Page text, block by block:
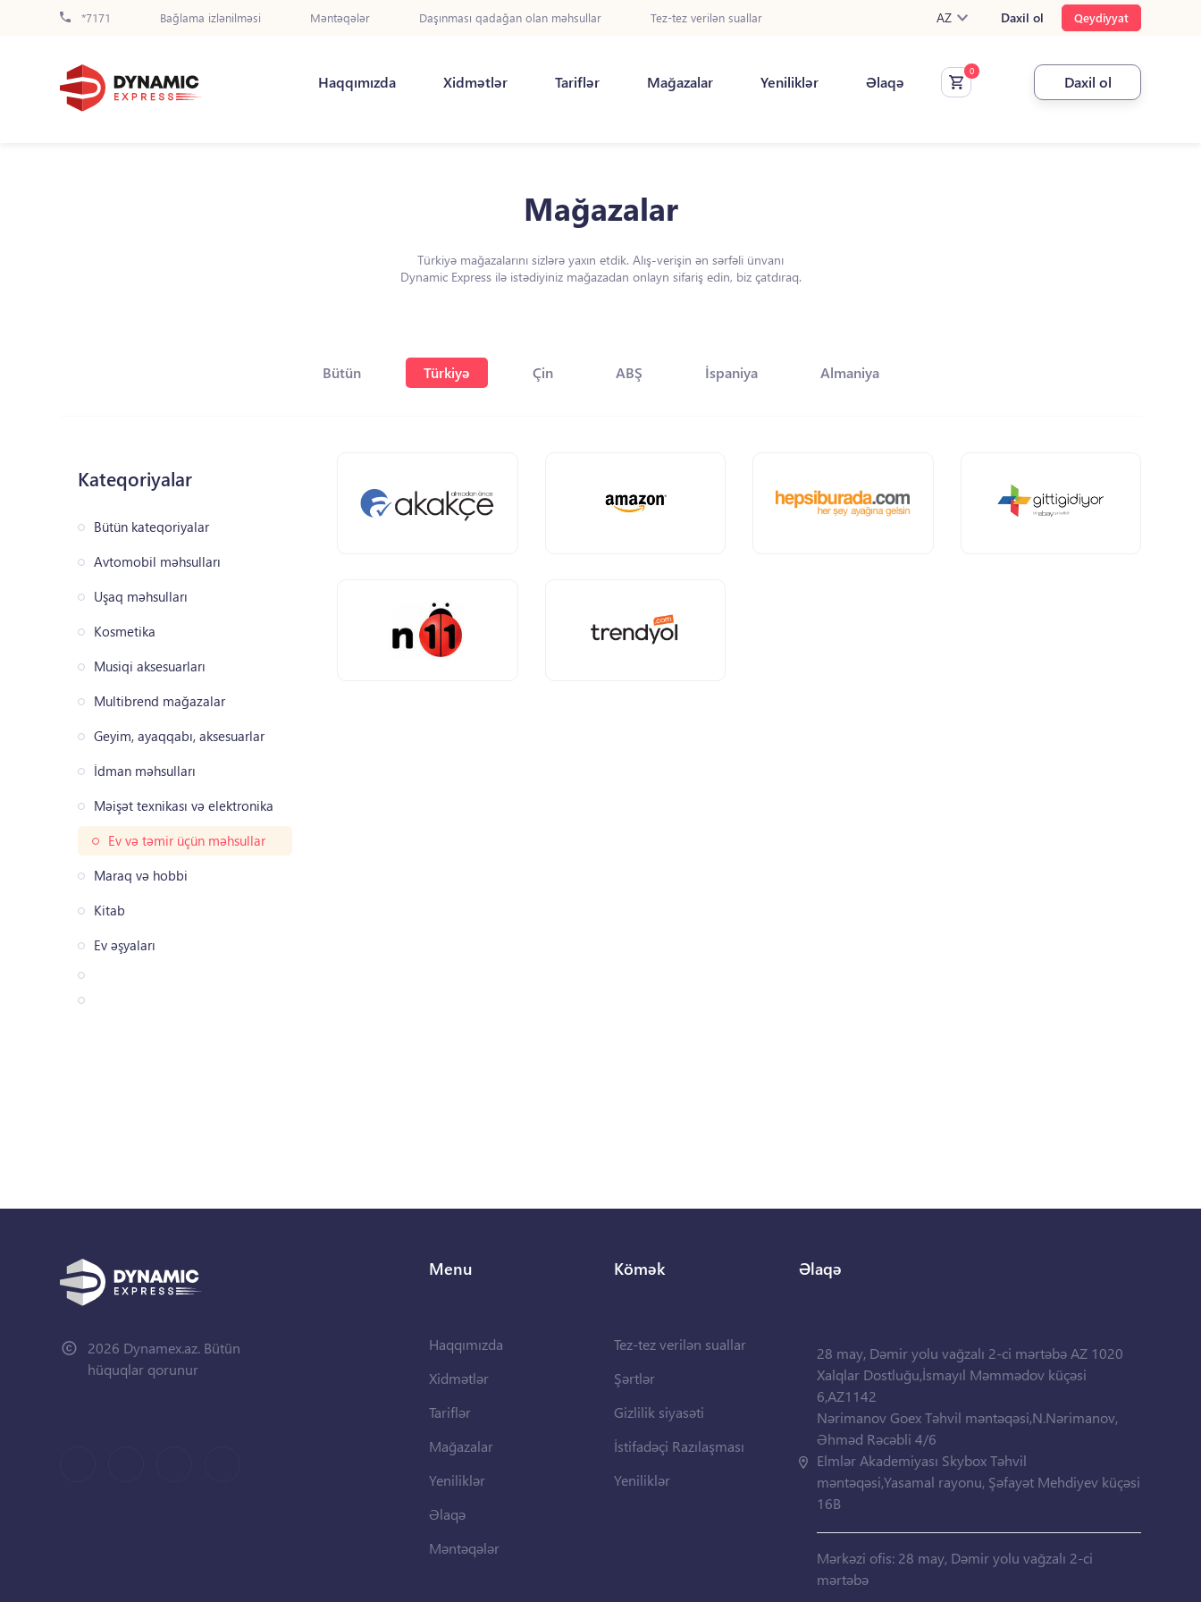
*7171 Bağlama izlənilməsi Məntəqələr Daşınması qadağan olan məhsullar Tez-tez verilən suallar AZ Daxil ol Qeydiyyat
Haqqımızda Xidmətlər Tariflər Mağazalar Yeniliklər Əlaqə Daxil ol
Mağazalar
Türkiyə mağazalarını sizlərə yaxın etdik. Alış-verişin ən sərfəli ünvanı
Dynamic Express ilə istədiyiniz mağazadan onlayn sifariş edin, biz çatdıraq.
Bütün Türkiyə Çin ABŞ İspaniya Almaniya
Kateqoriyalar
Bütün kateqoriyalar
Avtomobil məhsulları
Uşaq məhsulları
Kosmetika
Musiqi aksesuarları
Multibrend mağazalar
Geyim, ayaqqabı, aksesuarlar
İdman məhsulları
Məişət texnikası və elektronika
Ev və təmir üçün məhsullar
Maraq və hobbi
Kitab
Ev əşyaları
2026 Dynamex.az. Bütün
hüquqlar qorunur
Menu
Haqqımızda
Xidmətlər
Tariflər
Mağazalar
Yeniliklər
Əlaqə
Məntəqələr
Kömək
Tez-tez verilən suallar
Şərtlər
Gizlilik siyasəti
İstifadəçi Razılaşması
Yeniliklər
Əlaqə
28 may, Dəmir yolu vağzalı 2-ci mərtəbə AZ 1020
Xalqlar Dostluğu,İsmayıl Məmmədov küçəsi
6,AZ1142
Nərimanov Goex Təhvil məntəqəsi,N.Nərimanov,
Əhməd Rəcəbli 4/6
Elmlər Akademiyası Skybox Təhvil
məntəqəsi,Yasamal rayonu, Şəfayət Mehdiyev küçəsi
16B
Mərkəzi ofis: 28 may, Dəmir yolu vağzalı 2-ci
mərtəbə